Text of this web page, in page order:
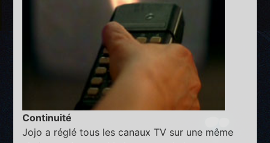
Continuité
Jojo a réglé tous les canaux TV sur une même